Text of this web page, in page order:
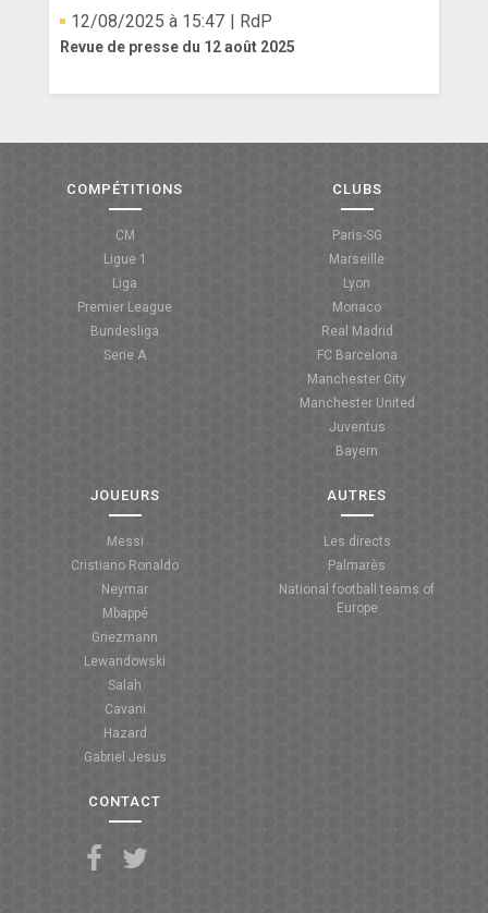
12/08/2025 à 15:47 | RdP
Revue de presse du 12 août 2025
COMPÉTITIONS
CM
Ligue 1
Liga
Premier League
Bundesliga
Serie A
CLUBS
Paris-SG
Marseille
Lyon
Monaco
Real Madrid
FC Barcelona
Manchester City
Manchester United
Juventus
Bayern
JOUEURS
Messi
Cristiano Ronaldo
Neymar
Mbappé
Griezmann
Lewandowski
Salah
Cavani
Hazard
Gabriel Jesus
AUTRES
Les directs
Palmarès
National football teams of
Europe
CONTACT